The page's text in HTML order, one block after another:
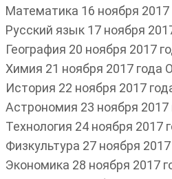
Математика 16 ноября 2017
Русский язык 17 ноября
География 20 ноября 2017
Химия 21 ноября 2017 года
История 22 ноября 2017
Астрономия 23 ноября 2017
Технология 24 ноября 2017
Физкультура 27 ноября
Экономика 28 ноября 2017